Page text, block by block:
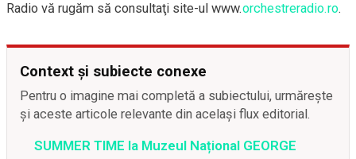
Radio vă rugăm să consultaţi site-ul www.orchestreradio.ro.
Context și subiecte conexe
Pentru o imagine mai completă a subiectului, urmărește
și aceste articole relevante din același flux editorial.
SUMMER TIME la Muzeul Național GEORGE